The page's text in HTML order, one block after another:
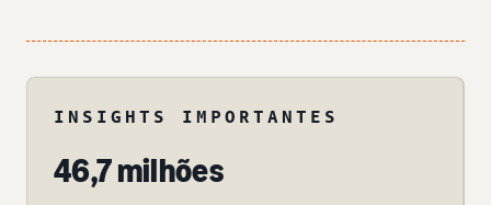
INSIGHTS IMPORTANTES
46,7 milhões